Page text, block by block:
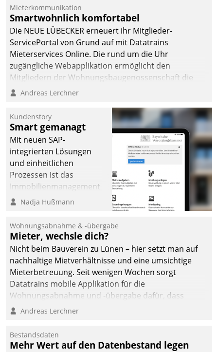
Mieterkommunikation
Smartwohnlich komfortabel
Die NEUE LÜBECKER erneuert ihr Mitglieder-
ServicePortal von Grund auf mit Datatrains
Mieterservices Online. Die rund um die Uhr
zugängliche Webapplikation ermöglicht den
Mitgliedern der Wohnungs­bau­genossenschaft die
Kontaktaufnahme per Smartphone, Tablet oder PC.
Andreas Lerchner
Kundenstory
Smart gemanagt
Mit neuen SAP-
integrierten Lösungen
und einheitlichen
Prozessen ist das
Immobilienmanagement
der Bayerischen
Ressort Kapitalanlage für
künftige Aufgaben und
Herausforderungen
gerüstet.
Nadja Hußmann
Wohnungsabnahme & -übergabe
Mieter, wechsle dich?
Nicht beim Bauverein zu Lünen – hier setzt man auf
nachhaltige Mietverhältnisse und eine umsichtige
Mieterbetreuung. Seit wenigen Wochen sorgt
Datatrains mobile Applikation für die
Wohnungsabnahme und -übergabe dafür, dass
Mieter wohlgeordnet kommen und, so es sein muss,
Andreas Lerchner
Bestandsdaten
Mehr Wert auf den Datenbestand legen